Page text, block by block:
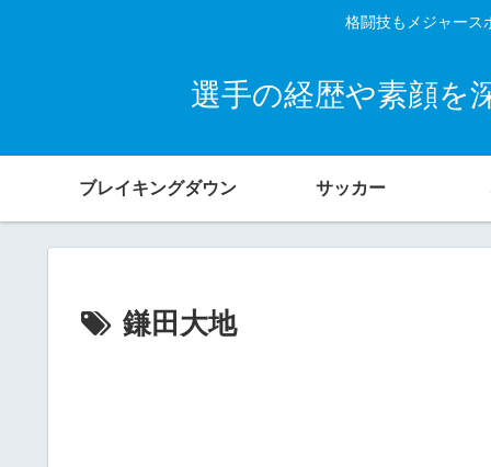
格闘技もメジャース
選手の経歴や素顔を
ブレイキングダウン サッカー
鎌田大地